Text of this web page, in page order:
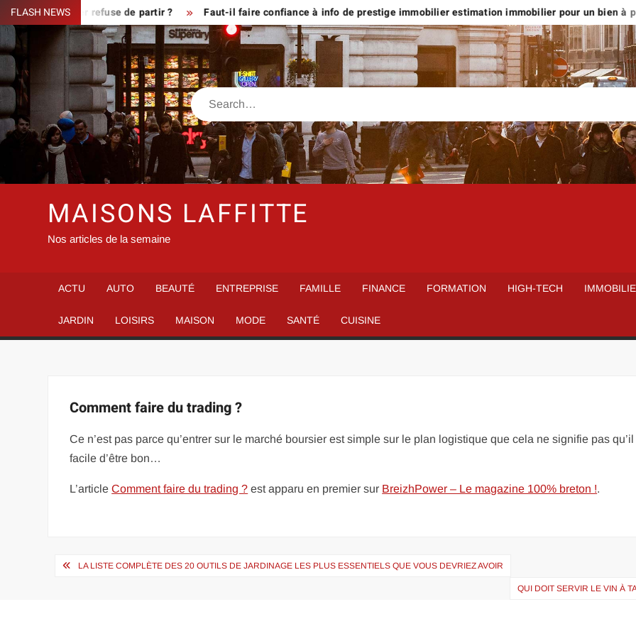
Skip
to
content
FLASH NEWS
le fermier refuse de partir ? Faut-il faire confiance à info de prestige immobilier estimation immobilier pour un bien à plus
Search
MAISONS LAFFITTE
Nos articles de la semaine
ACTU AUTO BEAUTÉ ENTREPRISE FAMILLE FINANCE FORMATION HIGH-TECH
JARDIN LOISIRS MAISON MODE SANTÉ CUISINE
Comment faire du trading ?
Ce n’est pas parce qu’entrer sur le marché boursier est simple sur le plan logistique que cela ne signifie pas qu’il
facile d’être bon…
L’articleComment faire du trading ? est apparu en premier sur BreizhPower – Le magazine 100% breton !.
Navigation
LA LISTE COMPLÈTE DES 20 OUTILS DE JARDINAGE LES PLUS ESSENTIELS QUE VOUS DEVRIEZ AVOIR
QUI DOIT SERVIR LE VIN À